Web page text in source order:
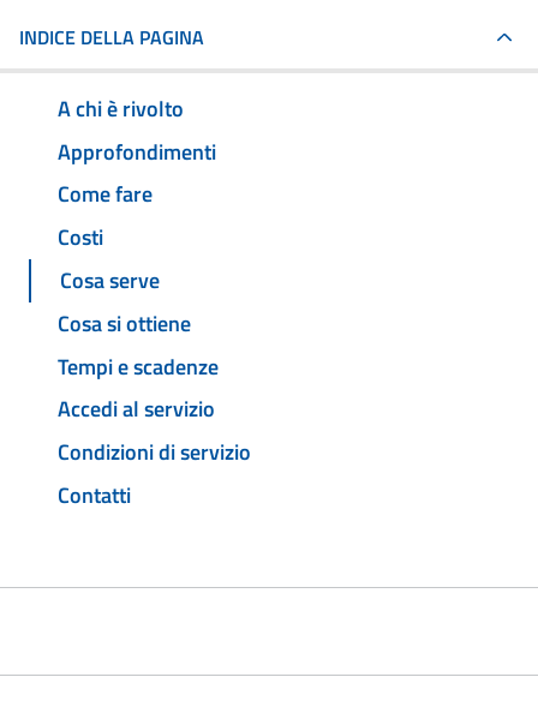
INDICE DELLA PAGINA
A chi è rivolto
Approfondimenti
Come fare
Costi
Cosa serve
Cosa si ottiene
Tempi e scadenze
Accedi al servizio
Condizioni di servizio
Contatti